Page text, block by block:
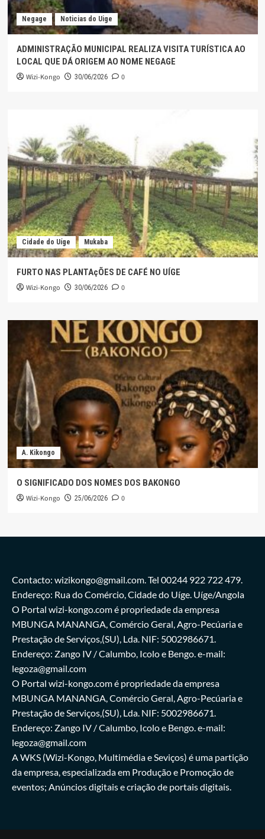
Negage Noticias do Uige
ADMINISTRAÇÃO MUNICIPAL REALIZA VISITA TURÍSTICA AO
LOCAL QUE DÁ ORIGEM AO NOME NEGAGE
Wizi-Kongo 30/06/2026 0
Cidade do Uíge Mukaba
FURTO NAS PLANTAçÕES DE CAFÉ NO UÍGE
Wizi-Kongo 30/06/2026 0
A. Kikongo
O SIGNIFICADO DOS NOMES DOS BAKONGO
Wizi-Kongo 25/06/2026 0
Contacto: wizikongo@gmail.com. Tel 00244 922 722 479.
Endereço: Rua do Comércio, Cidade do Uíge. Uíge/Angola
O Portal wizi-kongo.com é propriedade da empresa
MBUNGA MANANGA, Comércio Geral, Agro-Pecúaria e
Prestação de Serviços,(SU), Lda. NIF: 5002986671.
Endereço: Zango IV / Calumbo, Icolo e Bengo. e-mail:
legoza@gmail.com
O Portal wizi-kongo.com é propriedade da empresa
MBUNGA MANANGA, Comércio Geral, Agro-Pecúaria e
Prestação de Serviços,(SU), Lda. NIF: 5002986671.
Endereço: Zango IV / Calumbo, Icolo e Bengo. e-mail:
legoza@gmail.com
A WKS (Wizi-Kongo, Multimédia e Seviços) é uma partição
da empresa, especializada em Produção e Promoção de
eventos; Anúncios digitais e criação de portais digitais.